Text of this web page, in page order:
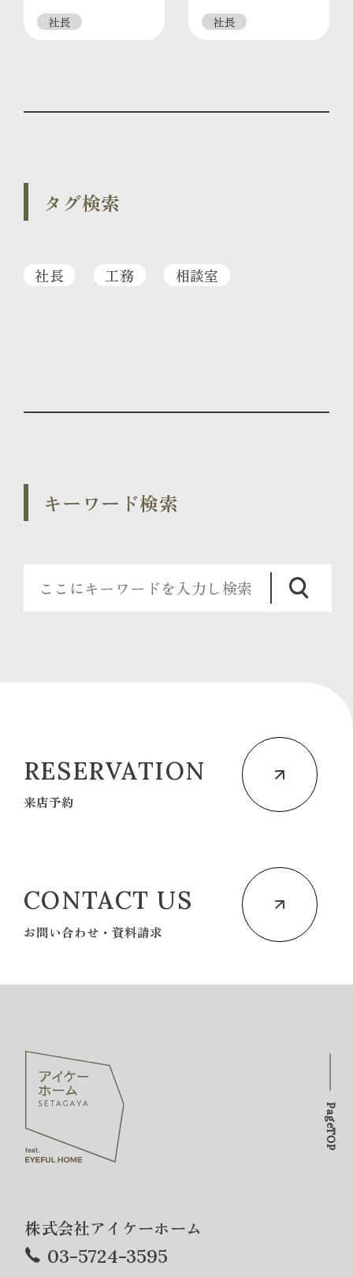
社長 社長
タグ検索
社長 工務 相談室
キーワード検索
RESERVATION
来店予約
CONTACT US
お問い合わせ・資料請求
株式会社アイケーホーム
03-5724-3595
PageTOP